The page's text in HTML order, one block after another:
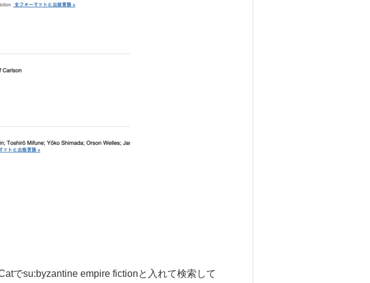
でsu:byzantine empire fictionと入れて検索して